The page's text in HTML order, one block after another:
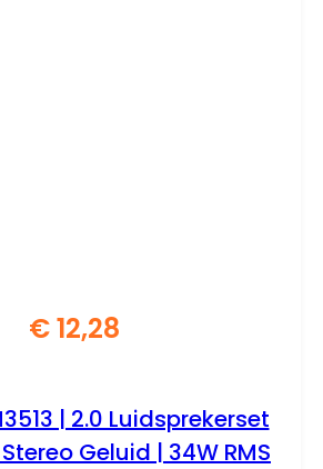
€12,28
| 2.0 Luidsprekerset
Geluid | 34W RMS